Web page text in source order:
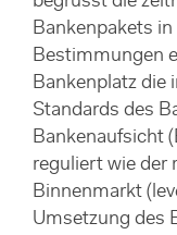
Bankenpakets
Bestimmungen
Bankenplatz die
Standards des
Bankenaufsicht
reguliert wie der
Binnenmarkt
Umsetzung des